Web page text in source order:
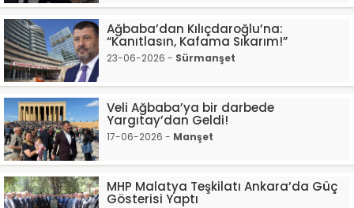
Ağbaba’dan Kılıçdaroğlu’na:
“Kanıtlasın, Kafama Sıkarım!”
23-06-2026 - Sürmanşet
Veli Ağbaba’ya bir darbede
Yargıtay’dan Geldi!
17-06-2026 - Manşet
MHP Malatya Teşkilatı Ankara’da Güç
Gösterisi Yaptı